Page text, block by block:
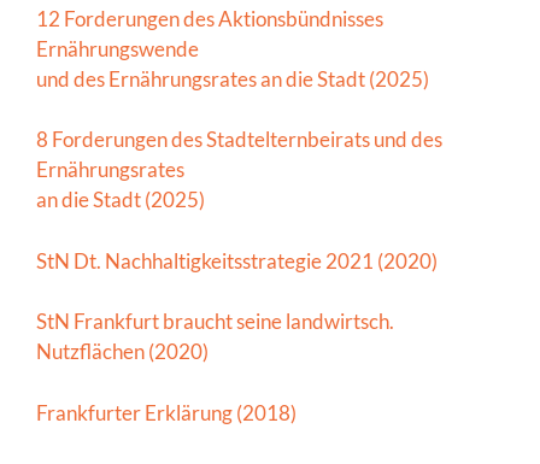
12 Forderungen des Aktionsbündnisses
Ernährungswende
und des Ernährungsrates an die Stadt (2025)
8 Forderungen des Stadtelternbeirats und des
Ernährungsrates
an die Stadt (2025)
StN Dt. Nachhaltigkeitsstrategie 2021 (2020)
StN Frankfurt braucht seine landwirtsch.
Nutzflächen (2020)
Frankfurter Erklärung (2018)